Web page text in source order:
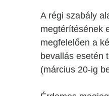
A régi szabály
megtérítésének
megfelelően a
bevallás esetén
(március 20-ig